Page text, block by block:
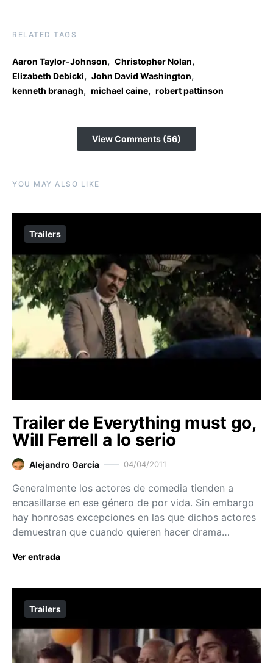
RELATED TAGS
Aaron Taylor-Johnson, Christopher Nolan,
Elizabeth Debicki, John David Washington,
kenneth branagh, michael caine, robert pattinson
View Comments (56)
YOU MAY ALSO LIKE
Trailers
Trailer de Everything must go,
Will Ferrell a lo serio
Alejandro García 04/04/2011
Generalmente los actores de comedia tienden a
encasillarse en ese género de por vida. Sin embargo
hay honrosas excepciones en las que dichos actores
demuestran que cuando quieren hacer drama…
Ver entrada
Trailers